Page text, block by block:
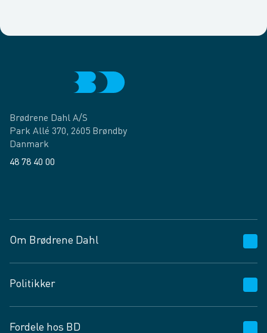
Brødrene Dahl A/S
Park Allé 370, 2605 Brøndby
Danmark
48 78 40 00
Om Brødrene Dahl
Vagttelefon 30 10 89 89
Spørgsmål og svar
Job og karriere
Politikker
Fordele hos BD